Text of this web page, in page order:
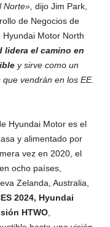
dijo Jim Park,
de Negocios de
Motor North
lidera el camino en
y sirve como un
vendrán en los EE.
Hyundai Motor es el
y alimentado por
vez en 2020, el
ocho países,
Zelanda, Australia,
2024, Hyundai
HTWO